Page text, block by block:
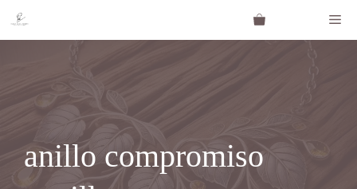
contenido
anillo compromiso